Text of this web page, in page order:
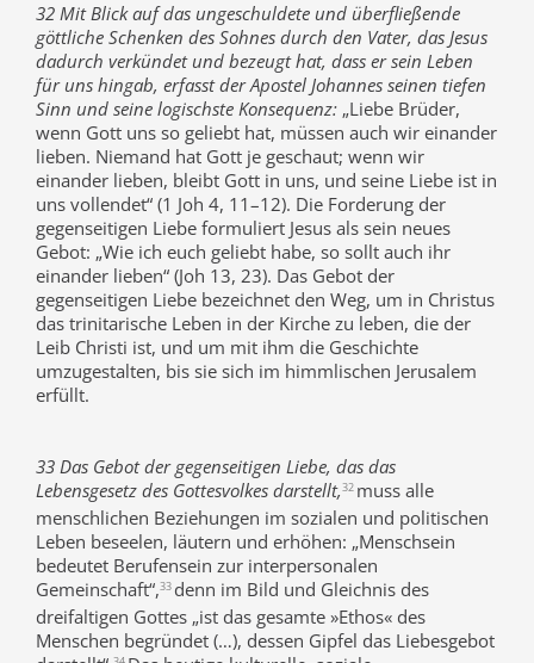
32 Mit Blick auf das ungeschuldete und überfließende
göttliche Schenken des Sohnes durch den Vater, das Jesus
dadurch verkündet und bezeugt hat, dass er sein Leben
für uns hingab, erfasst der Apostel Johannes seinen tiefen
Sinn und seine logischste Konsequenz: „Liebe Brüder,
wenn Gott uns so geliebt hat, müssen auch wir einander
lieben. Niemand hat Gott je geschaut; wenn wir
einander lieben, bleibt Gott in uns, und seine Liebe ist in
uns vollendet“ (1 Joh 4, 11–12). Die Forderung der
gegenseitigen Liebe formuliert Jesus als sein neues
Gebot: „Wie ich euch geliebt habe, so sollt auch ihr
einander lieben“ (Joh 13, 23). Das Gebot der
gegenseitigen Liebe bezeichnet den Weg, um in Christus
das trinitarische Leben in der Kirche zu leben, die der
Leib Christi ist, und um mit ihm die Geschichte
umzugestalten, bis sie sich im himmlischen Jerusalem
erfüllt.
33 Das Gebot der gegenseitigen Liebe, das das
Lebensgesetz des Gottesvolkes darstellt,32 muss alle
menschlichen Beziehungen im sozialen und politischen
Leben beseelen, läutern und erhöhen: „Menschsein
bedeutet Berufensein zur interpersonalen
Gemeinschaft“,33 denn im Bild und Gleichnis des
dreifaltigen Gottes „ist das gesamte »Ethos« des
Menschen begründet (…), dessen Gipfel das Liebesgebot